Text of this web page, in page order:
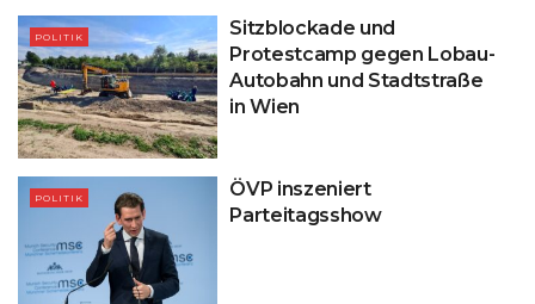
POLITIK
Sitzblockade und
Protestcamp gegen Lobau-
Autobahn und Stadtstraße
in Wien
POLITIK
ÖVP inszeniert
Parteitagsshow